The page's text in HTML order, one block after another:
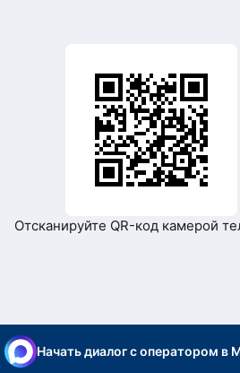
за электроэнергию могут
вправе ограничить подачу
отводится не менее 20-ти
счета.
издержек.
«НЭСКО» предлагает несколько
отдых с хорошим настроением.
Отсканируйте QR-код камерой
Начать диалог с оператором в